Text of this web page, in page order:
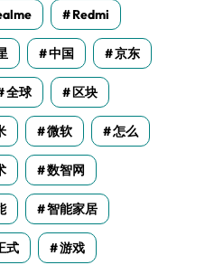
Redmi
中国 京东
全球 区块
微软 怎么
数智网
智能家居
式 游戏